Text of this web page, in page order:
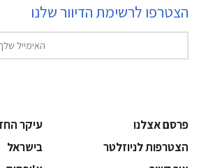
הצטרפו לרשימת הדיוור שלנו
פרסם אצלנו
עיקר
הצטרפות לניוזלטר
בישראל